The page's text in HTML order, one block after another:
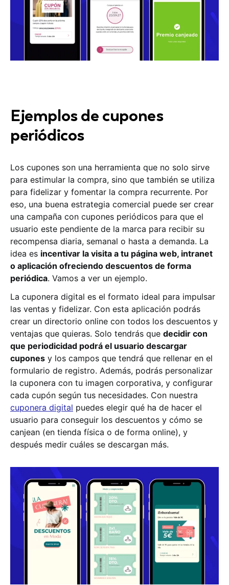
Ejemplos de cupones
periódicos
Los cupones son una herramienta que no solo sirve
para estimular la compra, sino que también se utiliza
para fidelizar y fomentar la compra recurrente. Por
eso, una buena estrategia comercial puede ser crear
una campaña con cupones periódicos para que el
usuario este pendiente de la marca para recibir su
recompensa diaria, semanal o hasta a demanda. La
idea es incentivar la visita a tu página web, intranet
o aplicación ofreciendo descuentos de forma
periódica. Vamos a ver un ejemplo.
La cuponera digital es el formato ideal para impulsar
las ventas y fidelizar. Con esta aplicación podrás
crear un directorio online con todos los descuentos y
ventajas que quieras. Solo tendrás que decidir con
que periodicidad podrá el usuario descargar
cupones y los campos que tendrá que rellenar en el
formulario de registro. Además, podrás personalizar
la cuponera con tu imagen corporativa, y configurar
cada cupón según tus necesidades. Con nuestra
cuponera digital puedes elegir qué ha de hacer el
usuario para conseguir los descuentos y cómo se
canjean (en tienda física o de forma online), y
después medir cuáles se descargan más.